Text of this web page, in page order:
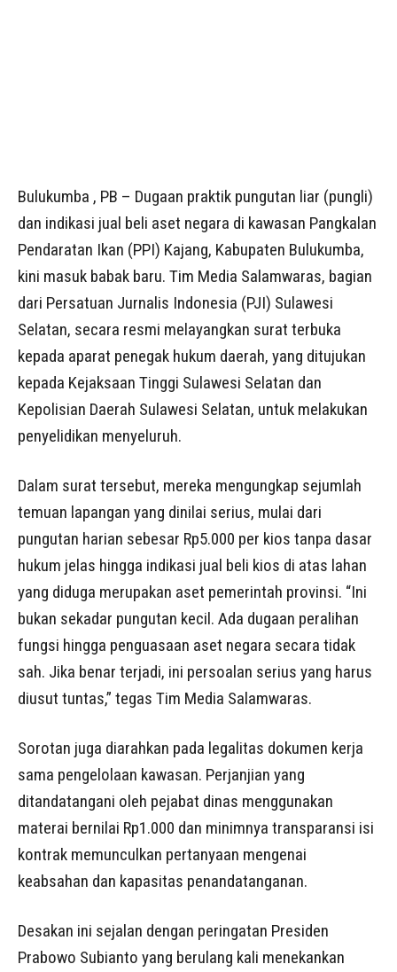
Bulukumba , PB – Dugaan praktik pungutan liar (pungli)
dan indikasi jual beli aset negara di kawasan Pangkalan
Pendaratan Ikan (PPI) Kajang, Kabupaten Bulukumba,
kini masuk babak baru. Tim Media Salamwaras, bagian
dari Persatuan Jurnalis Indonesia (PJI) Sulawesi
Selatan, secara resmi melayangkan surat terbuka
kepada aparat penegak hukum daerah, yang ditujukan
kepada Kejaksaan Tinggi Sulawesi Selatan dan
Kepolisian Daerah Sulawesi Selatan, untuk melakukan
penyelidikan menyeluruh.
Dalam surat tersebut, mereka mengungkap sejumlah
temuan lapangan yang dinilai serius, mulai dari
pungutan harian sebesar Rp5.000 per kios tanpa dasar
hukum jelas hingga indikasi jual beli kios di atas lahan
yang diduga merupakan aset pemerintah provinsi. “Ini
bukan sekadar pungutan kecil. Ada dugaan peralihan
fungsi hingga penguasaan aset negara secara tidak
sah. Jika benar terjadi, ini persoalan serius yang harus
diusut tuntas,” tegas Tim Media Salamwaras.
Sorotan juga diarahkan pada legalitas dokumen kerja
sama pengelolaan kawasan. Perjanjian yang
ditandatangani oleh pejabat dinas menggunakan
materai bernilai Rp1.000 dan minimnya transparansi isi
kontrak memunculkan pertanyaan mengenai
keabsahan dan kapasitas penandatanganan.
Desakan ini sejalan dengan peringatan Presiden
Prabowo Subianto yang berulang kali menekankan